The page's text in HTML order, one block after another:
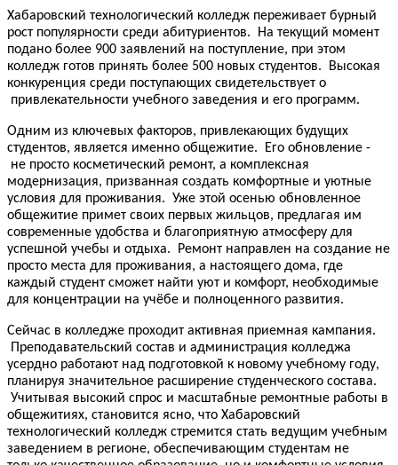
Хабаровский технологический колледж переживает бурный
рост популярности среди абитуриентов. На текущий момент
подано более 900 заявлений на поступление, при этом
колледж готов принять более 500 новых студентов. Высокая
конкуренция среди поступающих свидетельствует о
привлекательности учебного заведения и его программ.
Одним из ключевых факторов, привлекающих будущих
студентов, является именно общежитие. Его обновление -
не просто косметический ремонт, а комплексная
модернизация, призванная создать комфортные и уютные
условия для проживания. Уже этой осенью обновленное
общежитие примет своих первых жильцов, предлагая им
современные удобства и благоприятную атмосферу для
успешной учебы и отдыха. Ремонт направлен на создание не
просто места для проживания, а настоящего дома, где
каждый студент сможет найти уют и комфорт, необходимые
для концентрации на учёбе и полноценного развития.
Сейчас в колледже проходит активная приемная кампания.
Преподавательский состав и администрация колледжа
усердно работают над подготовкой к новому учебному году,
планируя значительное расширение студенческого состава.
Учитывая высокий спрос и масштабные ремонтные работы в
общежитиях, становится ясно, что Хабаровский
технологический колледж стремится стать ведущим учебным
заведением в регионе, обеспечивающим студентам не